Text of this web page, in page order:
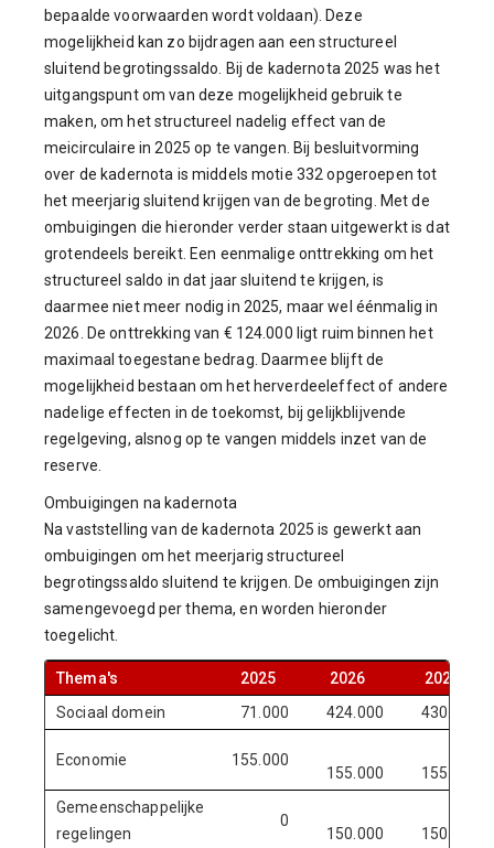
bepaalde voorwaarden wordt voldaan). Deze
mogelijkheid kan zo bijdragen aan een structureel
sluitend begrotingssaldo. Bij de kadernota 2025 was het
uitgangspunt om van deze mogelijkheid gebruik te
maken, om het structureel nadelig effect van de
meicirculaire in 2025 op te vangen. Bij besluitvorming
over de kadernota is middels motie 332 opgeroepen tot
het meerjarig sluitend krijgen van de begroting. Met de
ombuigingen die hieronder verder staan uitgewerkt is dat
grotendeels bereikt. Een eenmalige onttrekking om het
structureel saldo in dat jaar sluitend te krijgen, is
daarmee niet meer nodig in 2025, maar wel éénmalig in
2026. De onttrekking van € 124.000 ligt ruim binnen het
maximaal toegestane bedrag. Daarmee blijft de
mogelijkheid bestaan om het herverdeeleffect of andere
nadelige effecten in de toekomst, bij gelijkblijvende
regelgeving, alsnog op te vangen middels inzet van de
reserve.
Ombuigingen na kadernota
Na vaststelling van de kadernota 2025 is gewerkt aan
ombuigingen om het meerjarig structureel
begrotingssaldo sluitend te krijgen. De ombuigingen zijn
samengevoegd per thema, en worden hieronder
toegelicht.
Thema's 2025 2026
2027
Sociaal domein
71.000 424.000 430.000
Economie 155.000
155.000
155.000
Gemeenschappelijke
regelingen
0
150.000 150.000